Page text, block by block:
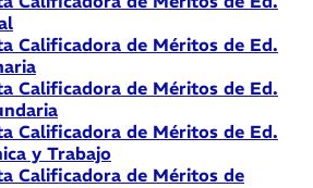
Calificadora de Méritos de Ed.
Calificadora de Méritos de Ed.
Calificadora de Méritos de Ed.
y Trabajo
Calificadora de Méritos de